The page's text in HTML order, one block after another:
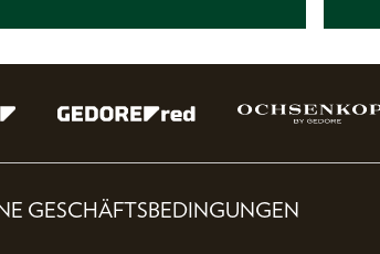
GESCHÄFTSBEDINGUNGEN